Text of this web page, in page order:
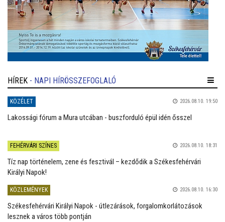
HÍREK - NAPI HÍRÖSSZEFOGLALÓ
KÖZÉLET 2026.08.10. 19:50
Lakossági fórum a Mura utcában - buszforduló épül idén ősszel
FEHÉRVÁRI SZÍNES 2026.08.10. 18:31
Tíz nap történelem, zene és fesztivál – kezdődik a Székesfehérvári
Királyi Napok!
KÖZLEMÉNYEK 2026.08.10. 16:30
Székesfehérvári Királyi Napok - útlezárások, forgalomkorlátozások
lesznek a város több pontján